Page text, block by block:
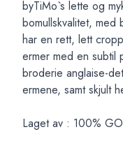
byTiMo`s lette og
bomullskvalitet, med
har en rett, lett
ermer med en subtil
broderie anglaise-
ermene, samt skjult
Laget av : 100%